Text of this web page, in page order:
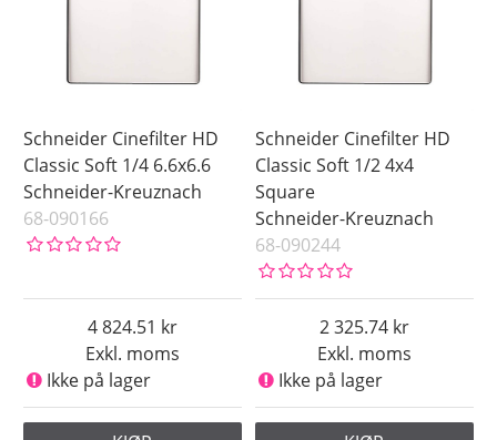
Schneider Cinefilter HD
Classic Soft 1/4 6.6x6.6
Schneider-Kreuznach
68-090166
Exkl. moms
4 824.51
Ikke på lager
Schneider Cinefilter HD
Classic Soft 1/2 4x4
Square
Schneider-Kreuznach
68-090244
Exkl. moms
2 325.74
Ikke på lager